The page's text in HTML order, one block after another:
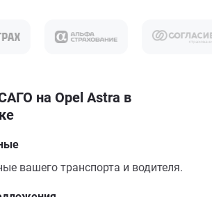
на Opel Astra в
вашего транспорта и водителя.